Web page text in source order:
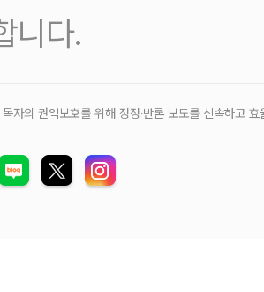
니다.
자의 권익보호를 위해 정정‧반론 보도를 신속하고